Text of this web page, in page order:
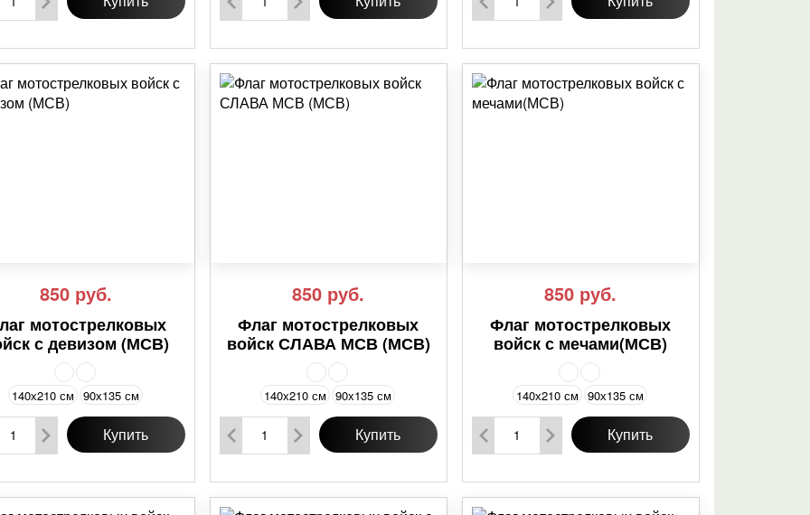
850 руб.
мотострелковых
с девизом (МСВ)
140х210 см 90х135 см
Купить
850 руб.
Флаг мотострелковых
войск СЛАВА МСВ (МСВ)
140х210 см 90х135 см
Купить
850 руб.
Флаг мотострелковых
войск с мечами(МСВ)
140х210 см 90х135 см
Купить